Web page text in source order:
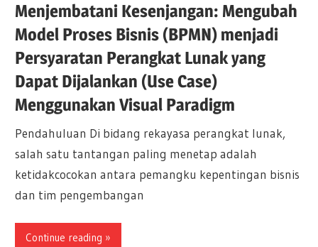
Menjembatani Kesenjangan: Mengubah
Model Proses Bisnis (BPMN) menjadi
Persyaratan Perangkat Lunak yang
Dapat Dijalankan (Use Case)
Menggunakan Visual Paradigm
Pendahuluan Di bidang rekayasa perangkat lunak,
salah satu tantangan paling menetap adalah
ketidakcocokan antara pemangku kepentingan bisnis
dan tim pengembangan
Continue reading